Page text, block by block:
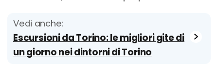
Vedi anche:
Escursioni da Torino: le migliori gite di
un giorno nei dintorni di Torino